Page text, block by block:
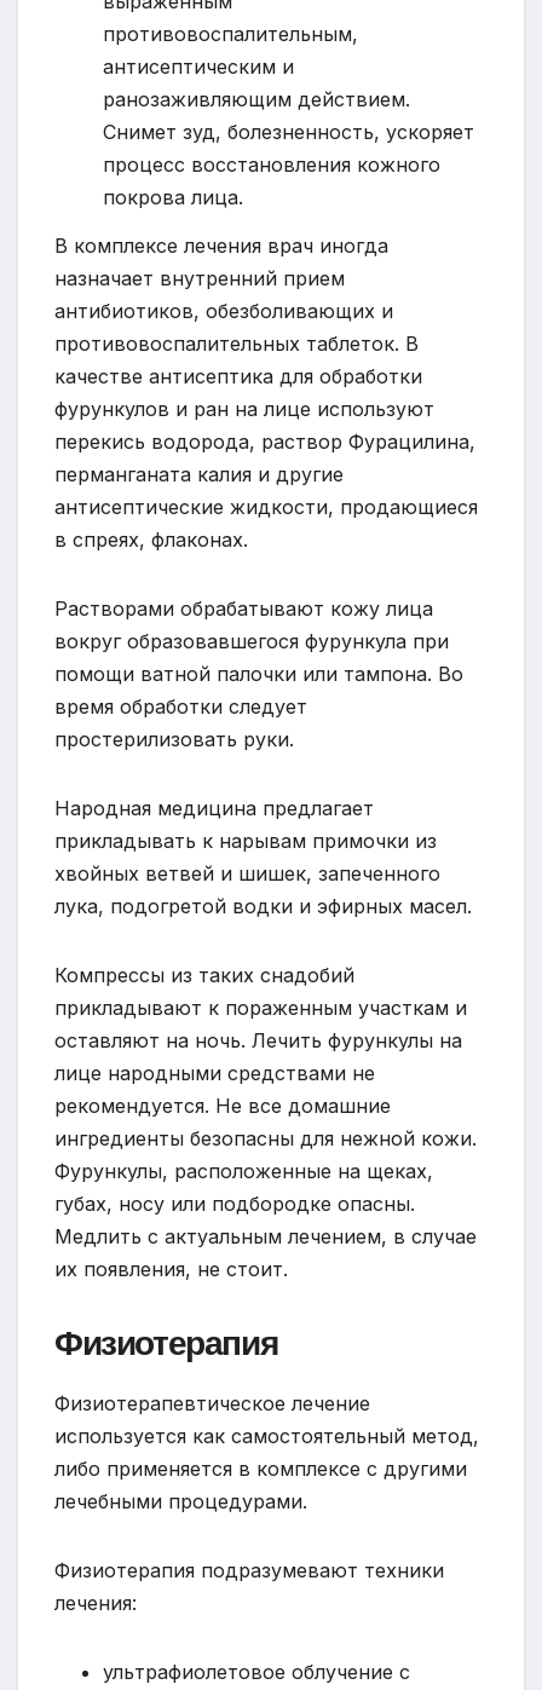
противовоспалительным,
антисептическим и
ранозаживляющим действием.
Снимет зуд, болезненность, ускоряет
процесс восстановления кожного
покрова лица.
В комплексе лечения врач иногда
назначает внутренний прием
антибиотиков, обезболивающих и
противовоспалительных таблеток. В
качестве антисептика для обработки
фурункулов и ран на лице используют
перекись водорода, раствор Фурацилина,
перманганата калия и другие
антисептические жидкости, продающиеся
в спреях, флаконах.
Растворами обрабатывают кожу лица
вокруг образовавшегося фурункула при
помощи ватной палочки или тампона. Во
время обработки следует
простерилизовать руки.
Народная медицина предлагает
прикладывать к нарывам примочки из
хвойных ветвей и шишек, запеченного
лука, подогретой водки и эфирных масел.
Компрессы из таких снадобий
прикладывают к пораженным участкам и
оставляют на ночь. Лечить фурункулы на
лице народными средствами не
рекомендуется. Не все домашние
ингредиенты безопасны для нежной кожи.
Фурункулы, расположенные на щеках,
губах, носу или подбородке опасны.
Медлить с актуальным лечением, в случае
их появления, не стоит.
Физиотерапия
Физиотерапевтическое лечение
используется как самостоятельный метод,
либо применяется в комплексе с другими
лечебными процедурами.
Физиотерапия подразумевают техники
лечения:
ультрафиолетовое облучение с